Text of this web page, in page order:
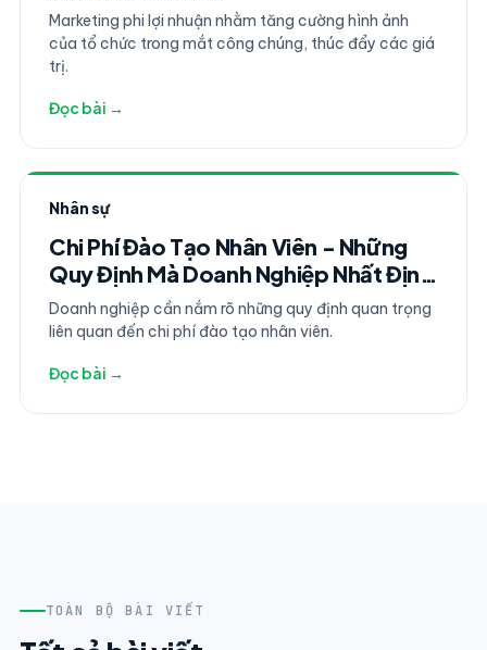
Marketing phi lợi nhuận nhằm tăng cường hình ảnh
của tổ chức trong mắt công chúng, thúc đẩy các giá
trị.
Đọc bài →
Nhân sự
Chi Phí Đào Tạo Nhân Viên - Những
Quy Định Mà Doanh Nghiệp Nhất Định
Phải Biết
Doanh nghiệp cần nắm rõ những quy định quan trọng
liên quan đến chi phí đào tạo nhân viên.
Đọc bài →
TOÀN BỘ BÀI VIẾT